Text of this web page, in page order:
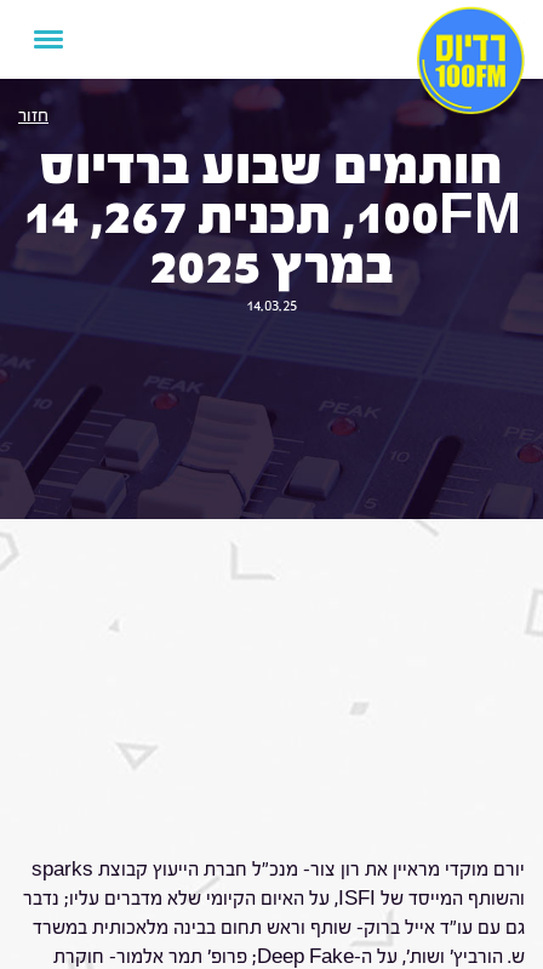
חזור
חותמים שבוע ברדיוס
100FM, תכנית 267, 14
במרץ 2025
14.03.25
יורם מוקדי מראיין את רון צור- מנכ"ל חברת הייעוץ קבוצת sparks
והשותף המייסד של ISFI, על האיום הקיומי שלא מדברים עליו; נדבר
גם עם עו"ד אייל ברוק- שותף וראש תחום בבינה מלאכותית במשרד
ש. הורביץ' ושות', על ה-Deep Fake; פרופ' תמר אלמור- חוקרת